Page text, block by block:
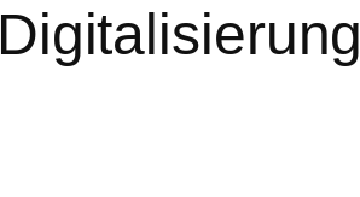
Digitalisierung